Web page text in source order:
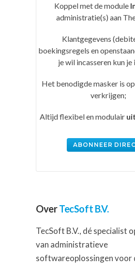
Koppel met de module
administratie(s) aan
Klantgegevens
boekingsregels en
je wil incasseren kun je
Het benodigde masker is
verkrijgen;
Altijd flexibel en modulair
ABONNEER
OverTecSoft B.V.
TecSoft B.V., dé specialist
van administratieve
softwareoplossingen voor